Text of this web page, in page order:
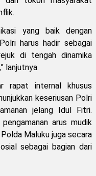
yang baik dengan
harus hadir sebagai
di tengah dinamika
lanjutnya.
rapat internal khusus
keseriusan Polri
jelang Idul Fitri.
arus mudik
Maluku juga secara
sebagai bagian dari